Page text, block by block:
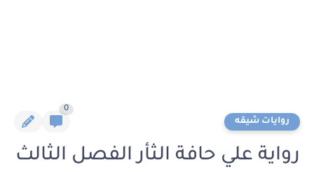
روايات شيقه
0
رواية علي حافة الثأر الفصل الثالث